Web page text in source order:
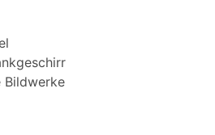
Bildwerke